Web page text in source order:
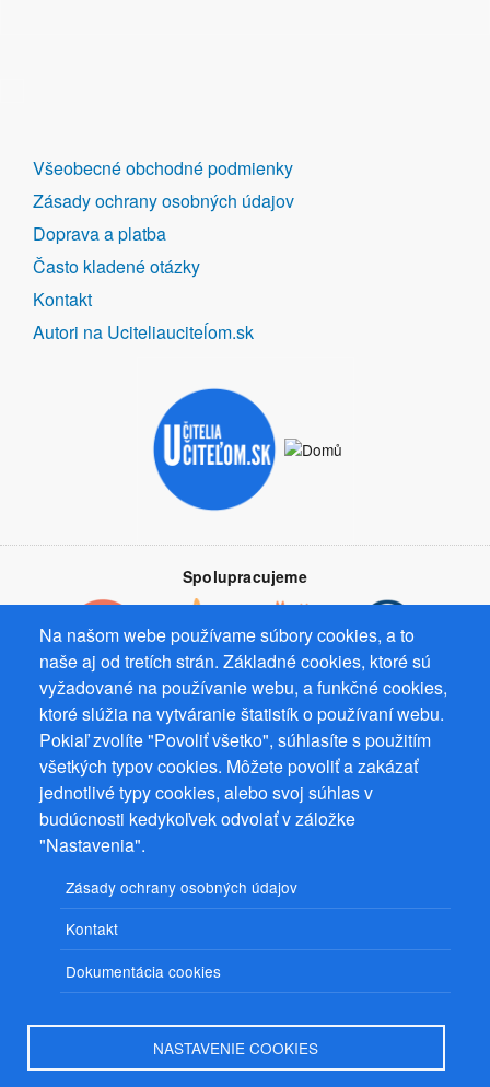
Na našom webe používame súbory cookies, a to
naše aj od tretích strán. Základné cookies, ktoré sú
vyžadované na používanie webu, a funkčné cookies,
ktoré slúžia na vytváranie štatistík o používaní webu.
Pokiaľ zvolíte "Povoliť všetko", súhlasíte s použitím
všetkých typov cookies. Môžete povoliť a zakázať
jednotlivé typy cookies, alebo svoj súhlas v
budúcnosti kedykoľvek odvolať v záložke
"Nastavenia".
Zásady ochrany osobných údajov
Kontakt
Dokumentácia cookies
NASTAVENIE COOKIES
DALŠÍ
ODKAZY
Všeobecné obchodné podmienky
Zásady ochrany osobných údajov
Doprava a platba
Často kladené otázky
Kontakt
Autori na Uciteliauciteĺom.sk
Spolupracujeme
Prevádzkovateľ: Mgr. Bc. Žaneta Radimecká, MBA, Ostrov 256, 561
22 Ostrov, IČ 08993033, DIČ CZ9161263958
© 2026PuzzleWebss.r.o.